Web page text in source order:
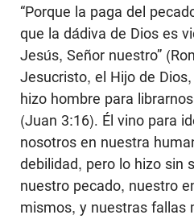
“Porque la paga del
que la dádiva de Dios es
Jesús, Señor nuestro”
Jesucristo, el Hijo de
hizo hombre para
(Juan 3:16). Él vino para
nosotros en nuestra
debilidad, pero lo hizo sin
nuestro pecado, nuestro
mismos, y nuestras fallas